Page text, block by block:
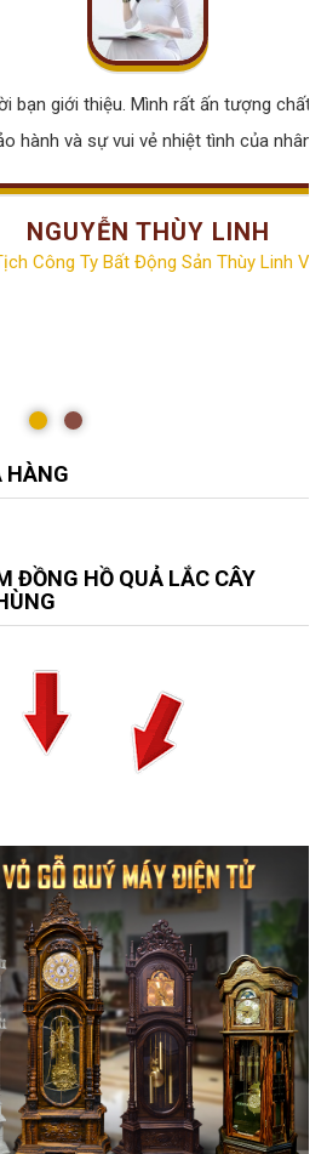
bạn giới thiệu. Mình rất ấn tượng chất
hành và sự vui vẻ nhiệt tình của nhân
NGUYỄN THÙY LINH
Công Ty Bất Động Sản Thùy Linh
HÀNG
ĐỒNG HỒ QUẢ LẮC CÂY